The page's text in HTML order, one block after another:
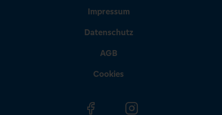
Impressum
Datenschutz
AGB
Cookies